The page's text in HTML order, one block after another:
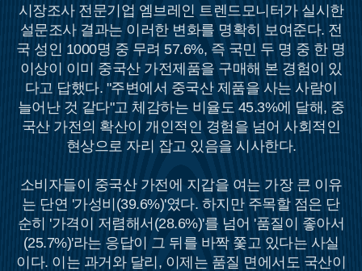
시장조사 전문기업 엠브레인 트렌드모니터가 실시한
설문조사 결과는 이러한 변화를 명확히 보여준다. 전
국 성인 1000명 중 무려 57.6%, 즉 국민 두 명 중 한 명
이상이 이미 중국산 가전제품을 구매해 본 경험이 있
다고 답했다. "주변에서 중국산 제품을 사는 사람이
늘어난 것 같다"고 체감하는 비율도 45.3%에 달해, 중
국산 가전의 확산이 개인적인 경험을 넘어 사회적인
현상으로 자리 잡고 있음을 시사한다.
소비자들이 중국산 가전에 지갑을 여는 가장 큰 이유
는 단연 '가성비(39.6%)'였다. 하지만 주목할 점은 단
순히 '가격이 저렴해서(28.6%)'를 넘어 '품질이 좋아서
(25.7%)'라는 응답이 그 뒤를 바짝 쫓고 있다는 사실
이다. 이는 과거와 달리, 이제는 품질 면에서도 국산이